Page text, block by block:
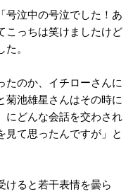
号泣中の号泣でした！あ
こっちは笑けましたけど
。
たのか、イチローさんに
菊池雄星さんはその時に
にどんな会話を交わされ
見て思ったんですが」と
けると若干表情を曇ら